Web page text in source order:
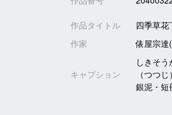
作品タイトル
四季草
作家
俵屋宗達
キャプション
しきそ
（つつ
銀泥・短